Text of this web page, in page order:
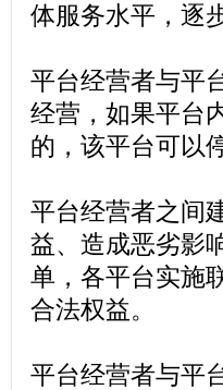
体服务水平，逐
平台经营者与平
经营，如果平台
的，该平台可以
平台经营者之间
益、造成恶劣影
单，各平台实施
合法权益。
平台经营者与平